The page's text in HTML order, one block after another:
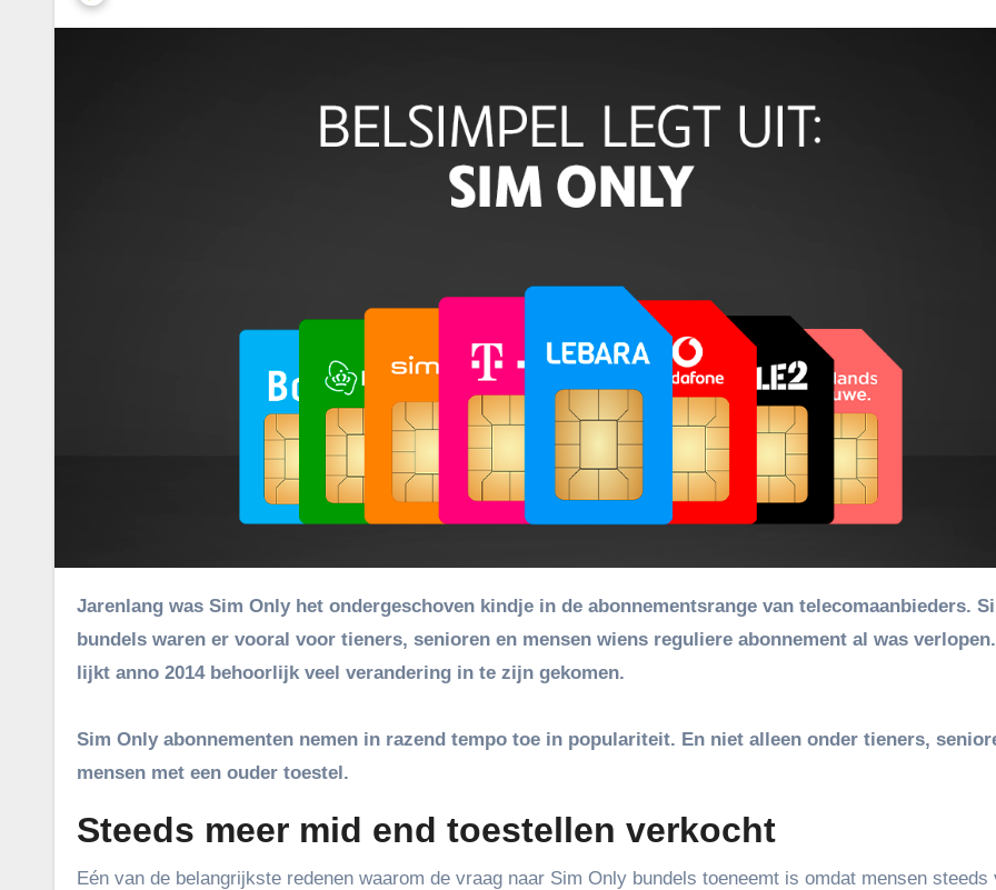
Jarenlang was Sim Only het ondergeschoven kindje in de abonnementsrange van telecomaanbieders. Sim Only
bundels waren er vooral voor tieners, senioren en mensen wiens reguliere abonnement al was
lijkt anno 2014 behoorlijk veel verandering in te zijn gekomen.
Sim Only abonnementen nemen in razend tempo toe in populariteit. En niet alleen onder tieners,
mensen met een ouder toestel.
Steeds meer mid end toestellen verkocht
Eén van de belangrijkste redenen waarom de vraag naar Sim Only bundels toeneemt is omdat mensen steeds